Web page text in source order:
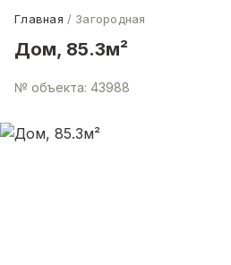
Главная Загородная
Дом, 85.3м²
№ объекта: 43988